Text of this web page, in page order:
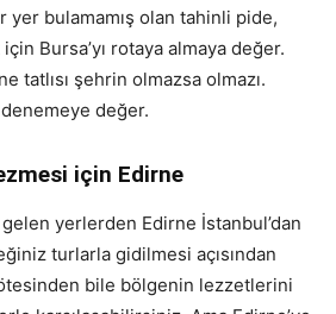
yer bulamamış olan tahinli pide,
Bursa’yı rotaya almaya değer.
tatlısı şehrin olmazsa olmazı.
denemeye değer.
için Edirne
yerlerden Edirne İstanbul’dan
turlarla gidilmesi açısından
bile bölgenin lezzetlerini